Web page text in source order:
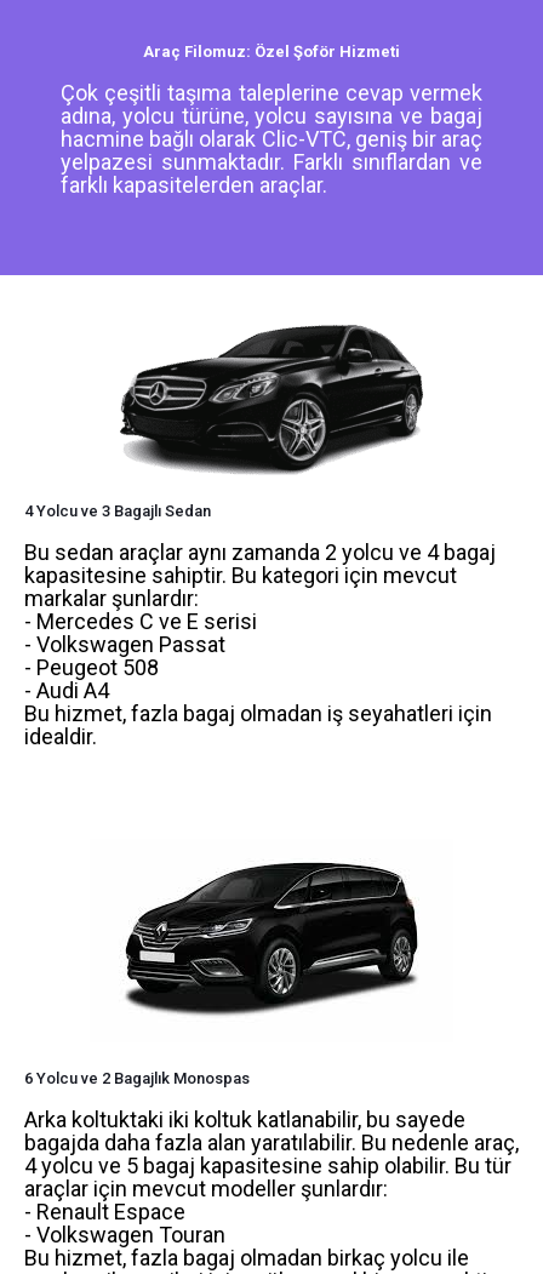
Araç Filomuz: Özel Şoför Hizmeti
Çok çeşitli taşıma taleplerine cevap vermek
adına, yolcu türüne, yolcu sayısına ve bagaj
hacmine bağlı olarak Clic-VTC, geniş bir araç
yelpazesi sunmaktadır. Farklı sınıflardan ve
farklı kapasitelerden araçlar.
4 Yolcu ve 3 Bagajlı Sedan
Bu sedan araçlar aynı zamanda 2 yolcu ve 4 bagaj
kapasitesine sahiptir. Bu kategori için mevcut
markalar şunlardır:
- Mercedes C ve E serisi
- Volkswagen Passat
- Peugeot 508
- Audi A4
Bu hizmet, fazla bagaj olmadan iş seyahatleri için
idealdir.
6 Yolcu ve 2 Bagajlık Monospas
Arka koltuktaki iki koltuk katlanabilir, bu sayede
bagajda daha fazla alan yaratılabilir. Bu nedenle araç,
4 yolcu ve 5 bagaj kapasitesine sahip olabilir. Bu tür
araçlar için mevcut modeller şunlardır:
- Renault Espace
- Volkswagen Touran
Bu hizmet, fazla bagaj olmadan birkaç yolcu ile